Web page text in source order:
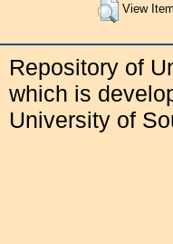
View Item
Repository of
which is
University of